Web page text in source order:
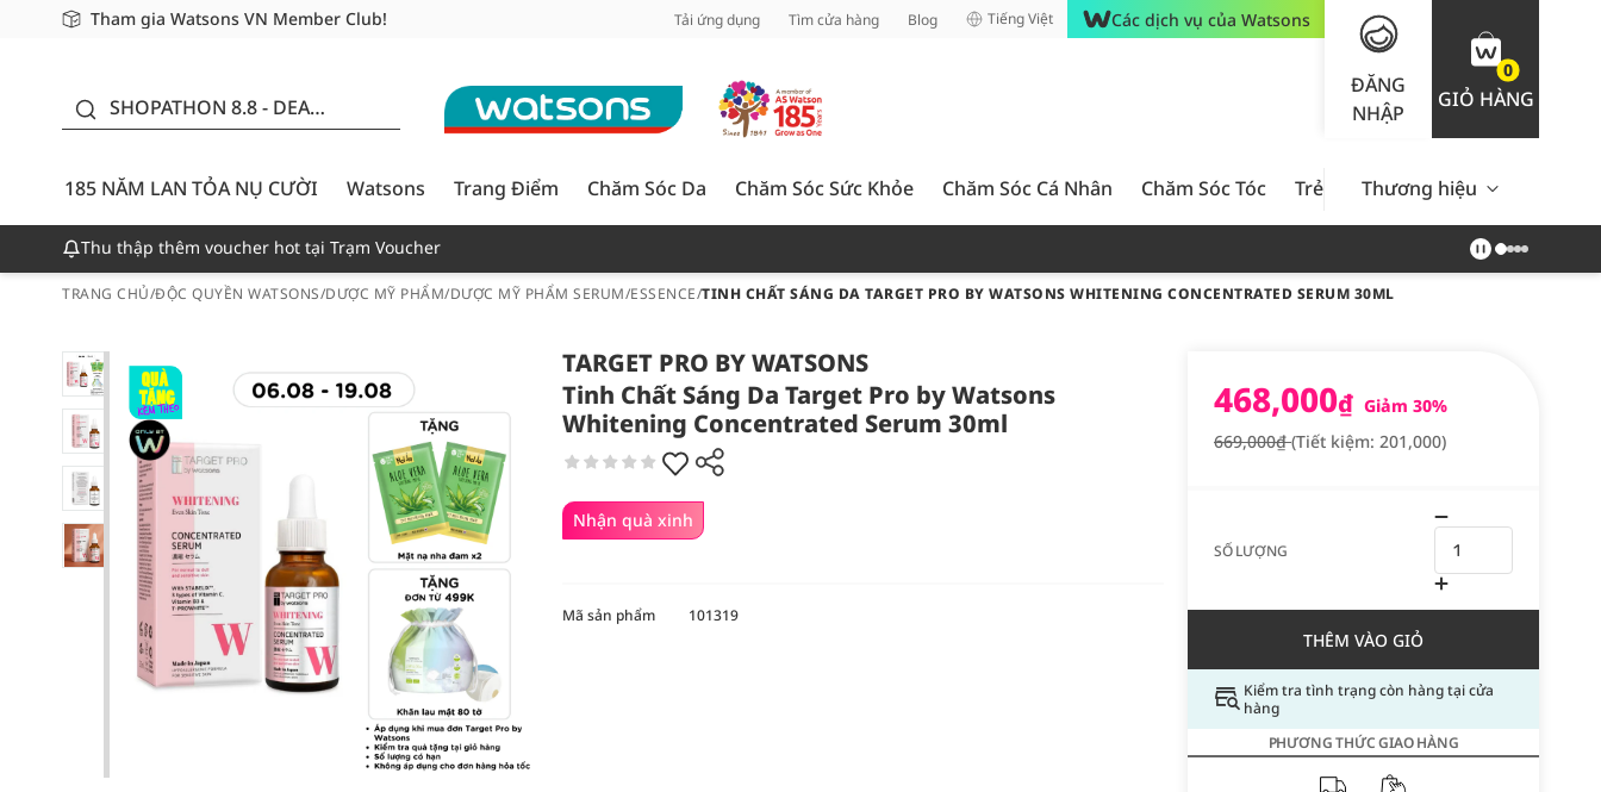
Tham gia Watsons VN Member Club!
Miễn phí giao hàng cho đơn hàng từ 249,000Đ
Giao hàng nhanh 24h - Áp dụng khu vực TP. Hồ Chí Minh Tải ứng dụng Tìm cửa hàng Blog Tiếng Việt Các dịch vụ của Watsons
ĐĂNG
NHẬP
0
GIỎ HÀNG
SHOPATHON 8.8 - DEAL
CƯỜI - GIẢM ĐẾN 50%
185 NĂM LAN TỎA NỤ CƯỜI Watsons Trang Điểm Chăm Sóc Da Chăm Sóc Sức Khỏe Chăm Sóc Cá Nhân Chăm Sóc Tóc Trẻ Em Nam Giới Chăm Sóc
Thương hiệu
Thu thập thêm voucher hot tại Trạm Voucher
TRANG CHỦ/ĐỘC QUYỀN WATSONS/DƯỢC MỸ PHẨM/DƯỢC MỸ PHẨM SERUM/ESSENCE/TINH CHẤT SÁNG DA TARGET PRO BY WATSONS WHITENING CONCENTRATED SERUM 30ML
TARGET PRO BY WATSONS
Tinh Chất Sáng Da Target Pro by Watsons
Whitening Concentrated Serum 30ml
Nhận quà xinh
468,000₫ Giảm 30%
669,000₫(Tiết kiệm: 201,000)
SỐ LƯỢNG
THÊM VÀO GIỎ
Kiểm tra tình trạng còn hàng tại cửa
hàng
PHƯƠNG THỨC GIAO HÀNG
Mã sản phẩm 101319